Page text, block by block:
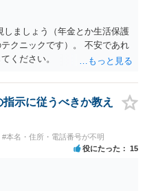
逃亡の恐れがある等の事由が
あります。仮に初犯であった
、京都まで行かなきゃ行けな
察署が京都の警察署であれ
京都の警察官がご相談者様の
ましょう（年金とか生活保護
クニックです）。 不安であれ
ください。
示に従うべきか教え
#本名・住所・電話番号が不明
役にたった 15